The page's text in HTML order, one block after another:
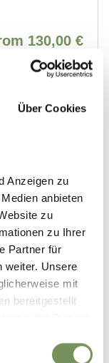
Über Cookies
Anzeigen zu
anbieten
zu
zu Ihrer
Partner für
weiter. Unsere
mit
bereitgestellt